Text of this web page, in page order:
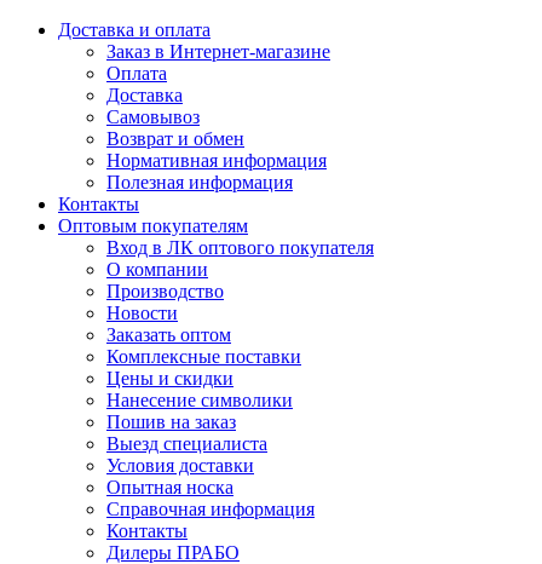
Доставка и оплата
Заказ в Интернет-магазине
Оплата
Доставка
Самовывоз
Возврат и обмен
Нормативная информация
Полезная информация
Контакты
Оптовым покупателям
Вход в ЛК оптового покупателя
О компании
Производство
Новости
Заказать оптом
Комплексные поставки
Цены и скидки
Нанесение символики
Пошив на заказ
Выезд специалиста
Условия доставки
Опытная носка
Справочная информация
Контакты
Дилеры ПРАБО